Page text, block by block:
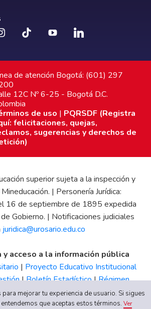
de atención Bogotá: (601) 297
12C Nº 6-25 - Bogotá D.C.
de uso | PQRSDF (Registra
felicitaciones, quejas,
sugerencias y derechos de
superior sujeta a la inspección y
| Personería Jurídica:
16 de septiembre de 1895 expedida
Gobierno. | Notificaciones judiciales
juridica@urosario.edu.co
y acceso a la información pública
| Proyecto Educativo Institucional
|Boletín Estadístico|Régimen
Financieros |Código de Ética| Canal
de Integridad UR
mejorar tu experiencia de usuario. Si sigues
que aceptas estos términos.Ver